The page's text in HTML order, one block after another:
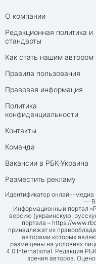
О компании
Редакционная политика и
стандарты
Как стать нашим автором
Правила пользования
Правовая информация
Политика
конфиденциальности
Контакты
Команда
Вакансии в РБК-Украина
Разместить рекламу
Идентификатор онлайн-
—
Информационный портал
версию (украинскую,
портала – https://
принадлежат их
авторами которых
размещены на условиях
4.0 International. Редакция
зрения авторов.